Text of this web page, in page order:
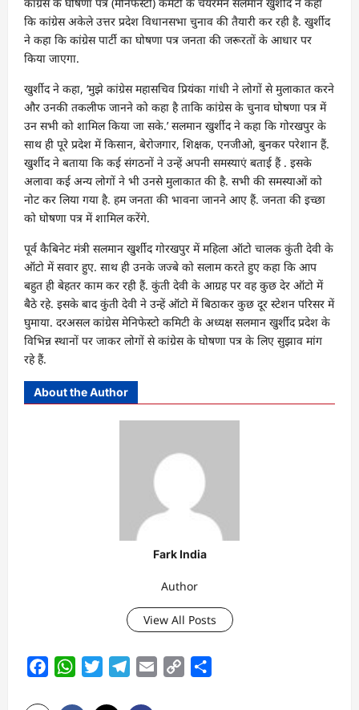
कि कांग्रेस अकेले उत्तर प्रदेश विधानसभा चुनाव की तैयारी कर रही है. खुर्शीद
ने कहा कि कांग्रेस पार्टी का घोषणा पत्र जनता की जरूरतों के आधार पर
किया जाएगा.
खुर्शीद ने कहा, ‘मुझे कांग्रेस महासचिव प्रियंका गांधी ने लोगों से मुलाकात करने
और उनकी तकलीफ जानने को कहा है ताकि कांग्रेस के चुनाव घोषणा पत्र में
उन सभी को शामिल किया जा सके.’ सलमान खुर्शीद ने कहा कि गोरखपुर के
साथ ही पूरे प्रदेश में किसान, बेरोजगार, शिक्षक, एनजीओ, बुनकर परेशान हैं.
खुर्शीद ने बताया कि कई संगठनों ने उन्‍हें अपनी समस्याएं बताई हैं . इसके
अलावा कई अन्य लोगों ने भी उनसे मुलाकात की है. सभी की समस्याओं को
नोट कर लिया गया है. हम जनता की भावना जानने आए हैं. जनता की इच्छा
को घोषणा पत्र में शामिल करेंगे.
पूर्व कैबिनेट मंत्री सलमान खुर्शीद गोरखपुर में महिला ऑटो चालक कुंती देवी के
ऑटो में सवार हुए. साथ ही उनके जज्बे को सलाम करते हुए कहा कि आप
बहुत ही बेहतर काम कर रही हैं. कुंती देवी के आग्रह पर वह कुछ देर ऑटो में
बैठे रहे. इसके बाद कुंती देवी ने उन्हें ऑटो में बिठाकर कुछ दूर स्टेशन परिसर में
घुमाया. दरअसल कांग्रेस मेनिफेस्टो कमिटी के अध्यक्ष सलमान खुर्शीद प्रदेश के
विभिन्न स्थानों पर जाकर लोगों से कांग्रेस के घोषणा पत्र के लिए सुझाव मांग
रहे हैं.
About the Author
Fark India
Author
View All Posts
FacebookWhatsAppTwitterTelegram
Email
Copy